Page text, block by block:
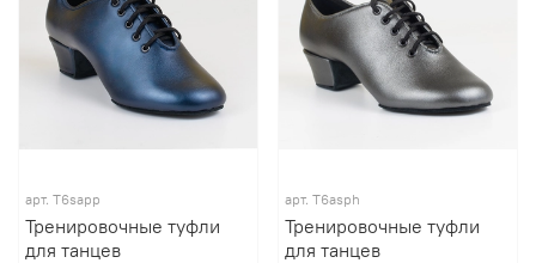
арт. T6sapp
Тренировочные туфли
для танцев
арт. T6asph
Тренировочные туфли
для танцев